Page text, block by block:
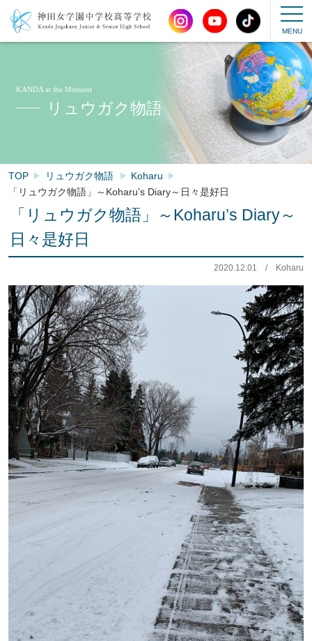
KANDA at the Moment
リュウガク物語
TOP リュウガク物語
Koharu
「リュウガク物語」～Koharu’s Diary～日々是好日
「リュウガク物語」～Koharu’s Diary～
日々是好日
2020.12.01 / Koharu